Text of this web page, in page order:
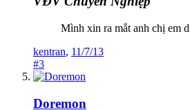
Mình xin ra mắt anh chị em
kentran, 11/7/13
#3
Doremon